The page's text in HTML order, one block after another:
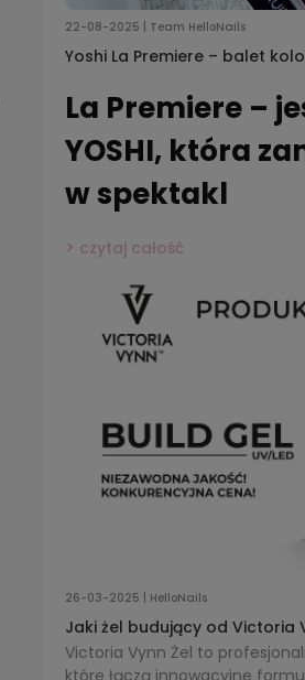
22-08-2025 | Team HelloNails
Yoshi La Premiere – balet
La Premiere –
YOSHI, która
w spektakl
czytaj całość
26-03-2025 | HelloNails
Jaki żel budujący od Victoria
Victoria Vynn Żel to
które łączą innowacyjne